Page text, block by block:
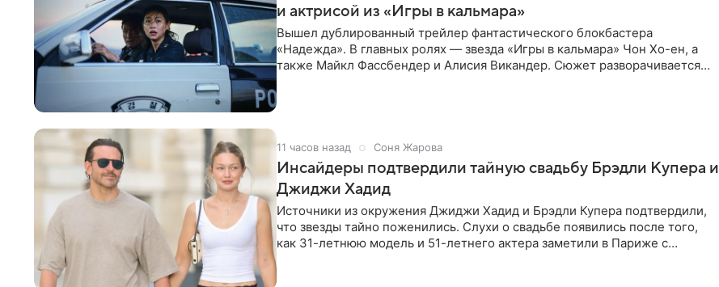
и актрисой из «Игры в кальмара»
Вышел дублированный трейлер фантастического блокбастера
«Надежда». В главных ролях — звезда «Игры в кальмара» Чон Хо-ен, а
также Майкл Фассбендер и Алисия Викандер. Сюжет разворачивается
11 часов назад Соня Жарова
Инсайдеры подтвердили тайную свадьбу Брэдли Купера и
Джиджи Хадид
Источники из окружения Джиджи Хадид и Брэдли Купера подтвердили,
что звезды тайно поженились. Слухи о свадьбе появились после того,
как 31-летнюю модель и 51-летнего актера заметили в Париже с